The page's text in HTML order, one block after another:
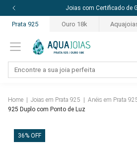
Joias com Certificado de
Prata 925 Ouro 18k
Home Joias em Prata 925 Anéis em Prata
925 Duplo com Ponto de Luz
36% OFF